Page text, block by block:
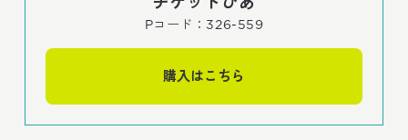
Pコード：326-559
購入はこちら